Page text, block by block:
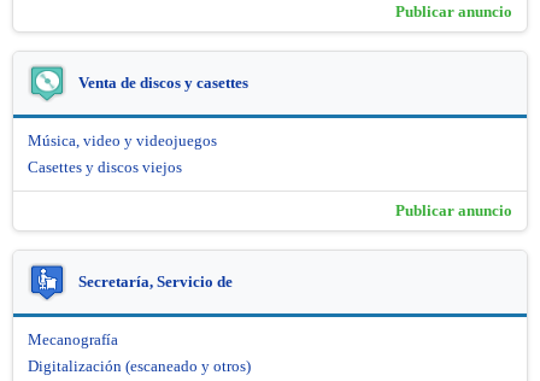
Publicar anuncio
Venta de discos y casettes
Música, video y videojuegos
Casettes y discos viejos
Publicar anuncio
Secretaría, Servicio de
Mecanografía
Digitalización (escaneado y otros)